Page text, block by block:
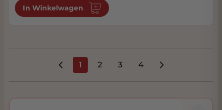
In Winkelwagen
U lees momenteel pagina
1 Pagina
2 Pagina
3 Pagina
4